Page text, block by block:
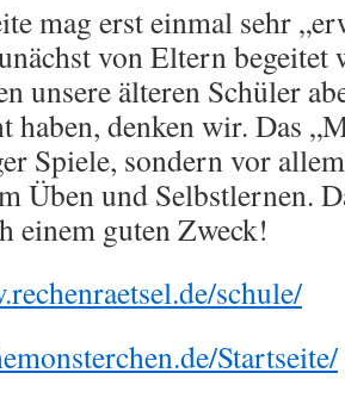
mag erst einmal sehr
von Eltern begeitet
unsere älteren Schüler
haben, denken wir. Das
Spiele, sondern vor
Üben und Selbstlernen.
einem guten Zweck!
schule/
Startseite/